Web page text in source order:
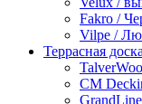
Fakro /
Vilpe /
Террасная доска
CM
GrandLine